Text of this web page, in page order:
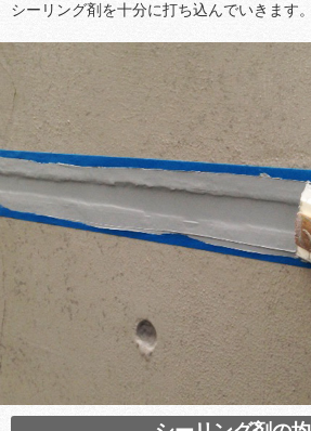
シーリング剤を十分に打ち込んでいきます。